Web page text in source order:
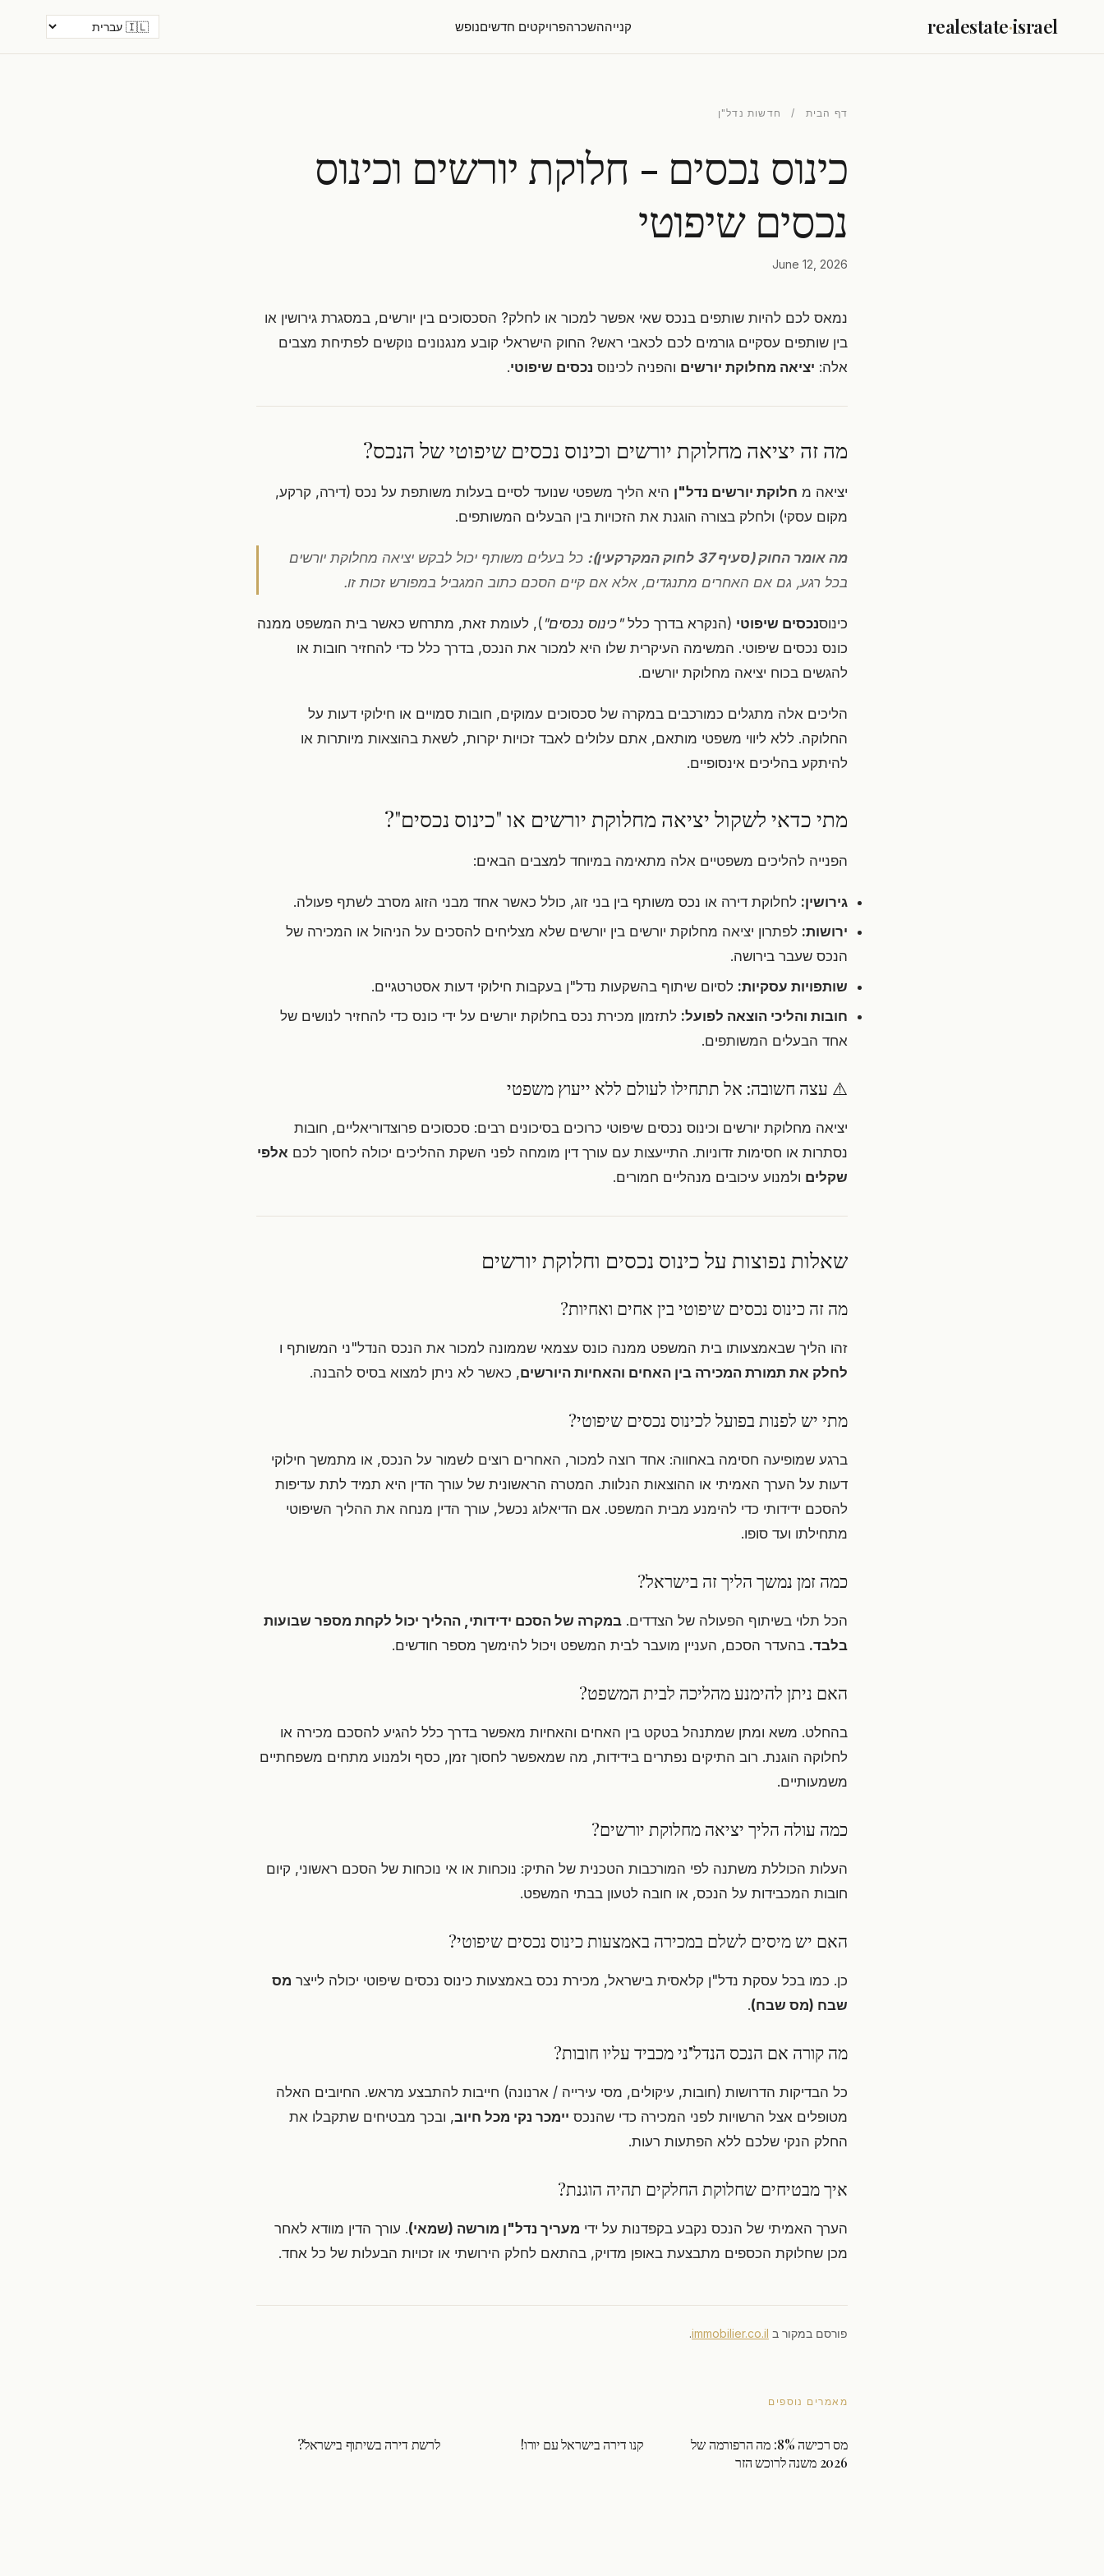
realestate·israel קנייההשכרהפרויקטים חדשיםנופש
דף הבית / חדשות נדל"ן
כינוס נכסים - חלוקת יורשים וכינוס
נכסים שיפוטי
June 12, 2026
נמאס לכם להיות שותפים בנכס שאי אפשר למכור או לחלק? הסכסוכים בין יורשים, במסגרת גירושין או
בין שותפים עסקיים גורמים לכם לכאבי ראש? החוק הישראלי קובע מנגנונים נוקשים לפתיחת מצבים
אלה: יציאה מחלוקת יורשים והפניה לכינוס נכסים שיפוטי.
מה זה יציאה מחלוקת יורשים וכינוס נכסים שיפוטי של הנכס?
יציאה מ חלוקת יורשים נדל"ן היא הליך משפטי שנועד לסיים בעלות משותפת על נכס (דירה, קרקע,
מקום עסקי) ולחלק בצורה הוגנת את הזכויות בין הבעלים המשותפים.
מה אומר החוק (סעיף 37 לחוק המקרקעין):
כל בעלים משותף יכול לבקש יציאה מחלוקת יורשים
בכל רגע, גם אם האחרים מתנגדים, אלא אם קיים הסכם כתוב המגביל במפורש זכות זו.
כינוסנכסים שיפוטי (הנקרא בדרך כלל"כינוס נכסים" ), לעומת זאת, מתרחש כאשר בית המשפט ממנה
כונס נכסים שיפוטי. המשימה העיקרית שלו היא למכור את הנכס, בדרך כלל כדי להחזיר חובות או
להגשים בכוח יציאה מחלוקת יורשים.
הליכים אלה מתגלים כמורכבים במקרה של סכסוכים עמוקים, חובות סמויים או חילוקי דעות על
החלוקה. ללא ליווי משפטי מותאם, אתם עלולים לאבד זכויות יקרות, לשאת בהוצאות מיותרות או
להיתקע בהליכים אינסופיים.
מתי כדאי לשקול יציאה מחלוקת יורשים או "כינוס נכסים"?
הפנייה להליכים משפטיים אלה מתאימה במיוחד למצבים הבאים:
גירושין: לחלוקת דירה או נכס משותף בין בני זוג, כולל כאשר אחד מבני הזוג מסרב לשתף פעולה.
ירושות: לפתרון יציאה מחלוקת יורשים בין יורשים שלא מצליחים להסכים על הניהול או המכירה של
הנכס שעבר בירושה.
שותפויות עסקיות: לסיום שיתוף בהשקעות נדל"ן בעקבות חילוקי דעות אסטרטגיים.
חובות והליכי הוצאה לפועל: לתזמון מכירת נכס בחלוקת יורשים על ידי כונס כדי להחזיר לנושים של
אחד הבעלים המשותפים.
⚠️ עצה חשובה: אל תתחילו לעולם ללא ייעוץ משפטי
יציאה מחלוקת יורשים וכינוס נכסים שיפוטי כרוכים בסיכונים רבים: סכסוכים פרוצדוריאליים, חובות
נסתרות או חסימות זדוניות. התייעצות עם עורך דין מומחה לפני השקת ההליכים יכולה לחסוך לכם אלפי
שקלים ולמנוע עיכובים מנהליים חמורים.
שאלות נפוצות על כינוס נכסים וחלוקת יורשים
מה זה כינוס נכסים שיפוטי בין אחים ואחיות?
זהו הליך שבאמצעותו בית המשפט ממנה כונס עצמאי שממונה למכור את הנכס הנדל"ני המשותף ו
לחלק את תמורת המכירה בין האחים והאחיות היורשים, כאשר לא ניתן למצוא בסיס להבנה.
מתי יש לפנות בפועל לכינוס נכסים שיפוטי?
ברגע שמופיעה חסימה באחווה: אחד רוצה למכור, האחרים רוצים לשמור על הנכס, או מתמשך חילוקי
דעות על הערך האמיתי או ההוצאות הנלוות. המטרה הראשונית של עורך הדין היא תמיד לתת עדיפות
להסכם ידידותי כדי להימנע מבית המשפט. אם הדיאלוג נכשל, עורך הדין מנחה את ההליך השיפוטי
מתחילתו ועד סופו.
כמה זמן נמשך הליך זה בישראל?
הכל תלוי בשיתוף הפעולה של הצדדים. במקרה של הסכם ידידותי, ההליך יכול לקחת מספר שבועות
בלבד. בהעדר הסכם, העניין מועבר לבית המשפט ויכול להימשך מספר חודשים.
האם ניתן להימנע מהליכה לבית המשפט?
בהחלט. משא ומתן שמתנהל בטקט בין האחים והאחיות מאפשר בדרך כלל להגיע להסכם מכירה או
לחלוקה הוגנת. רוב התיקים נפתרים בידידות, מה שמאפשר לחסוך זמן, כסף ולמנוע מתחים משפחתיים
משמעותיים.
כמה עולה הליך יציאה מחלוקת יורשים?
העלות הכוללת משתנה לפי המורכבות הטכנית של התיק: נוכחות או אי נוכחות של הסכם ראשוני, קיום
חובות המכבידות על הנכס, או חובה לטעון בבתי המשפט.
האם יש מיסים לשלם במכירה באמצעות כינוס נכסים שיפוטי?
כן. כמו בכל עסקת נדל"ן קלאסית בישראל, מכירת נכס באמצעות כינוס נכסים שיפוטי יכולה לייצר מס
שבח (מס שבח).
מה קורה אם הנכס הנדל"ני מכביד עליו חובות?
כל הבדיקות הדרושות (חובות, עיקולים, מסי עירייה / ארנונה) חייבות להתבצע מראש. החיובים האלה
מטופלים אצל הרשויות לפני המכירה כדי שהנכס יימכר נקי מכל חיוב, ובכך מבטיחים שתקבלו את
החלק הנקי שלכם ללא הפתעות רעות.
איך מבטיחים שחלוקת החלקים תהיה הוגנת?
הערך האמיתי של הנכס נקבע בקפדנות על ידי מעריך נדל"ן מורשה (שמאי). עורך הדין מוודא לאחר
מכן שחלוקת הכספים מתבצעת באופן מדויק, בהתאם לחלק הירושתי או זכויות הבעלות של כל אחד.
פורסם במקור ב immobilier.co.il
.
מאמרים נוספים
מס רכישה 8%: מה הרפורמה של
2026 משנה לרוכש הזר
קנו דירה בישראל עם יורו! לרשת דירה בשיתוף בישראל?